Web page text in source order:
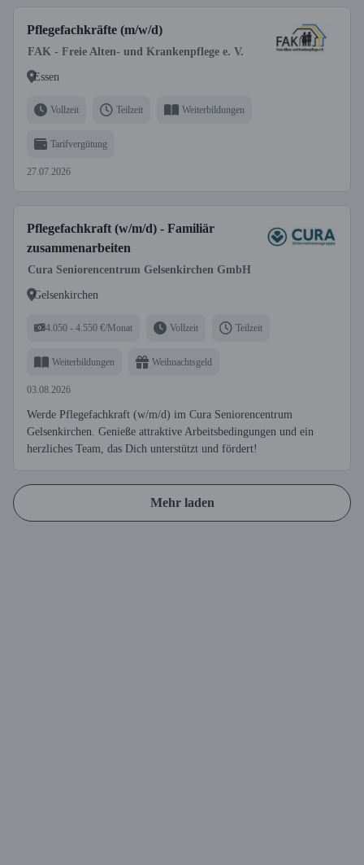
Pflegefachkräfte (m/w/d)
FAK - Freie Alten- und Krankenpflege e. V.
Essen
Vollzeit Teilzeit Weiterbildungen
Tarifvergütung
27.07.2026
Pflegefachkraft (w/m/d) - Familiär
zusammenarbeiten
Cura Seniorencentrum Gelsenkirchen GmbH
Gelsenkirchen
4.050 - 4.550 €/Monat Vollzeit Teilzeit
Weiterbildungen Weihnachtsgeld
03.08.2026
Werde Pflegefachkraft (w/m/d) im Cura Seniorencentrum
Gelsenkirchen. Genieße attraktive Arbeitsbedingungen und ein
herzliches Team, das Dich unterstützt und fördert!
Mehr laden